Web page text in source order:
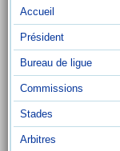
Accueil
Président
Bureau de ligue
Commissions
Stades
Arbitres